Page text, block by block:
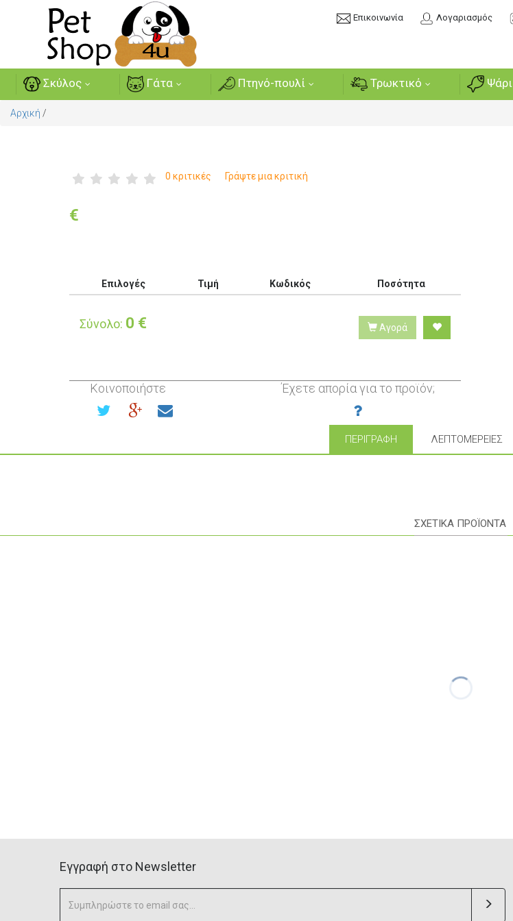
Επικοινωνία Λογαριασμός
Σκύλος Γάτα Πτηνό-πουλί Τρωκτικό Ψάρι
Αρχική /
0 κριτικές Γράψτε μια κριτική
€
Επιλογές Τιμή Κωδικός Ποσότητα
Σύνολο: 0 € Αγορά
Κοινοποιήστε Έχετε απορία για το προϊόν;
ΠΕΡΙΓΡΑΦΉ ΛΕΠΤΟΜΈΡΕΙΕΣ
ΣΧΕΤΙΚΑ ΠΡΟΪΟΝΤΑ
Eγγραφή στο Newsletter